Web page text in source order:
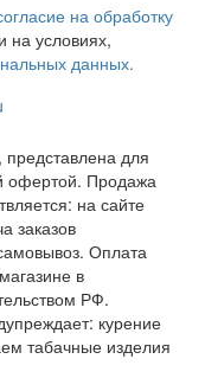
на обработку
на условиях,
данных.
для
офертой. Продажа
на сайте
заказов
Оплата
в
РФ.
курение
табачные изделия